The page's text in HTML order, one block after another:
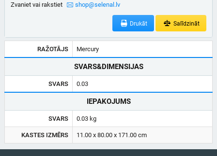
Zvaniet vai rakstiet
shop@selenal.lv
Drukāt Salīdzināt
RAŽOTĀJS Mercury
SVARS&DIMENSIJAS
SVARS 0.03
IEPAKOJUMS
SVARS 0.03 kg
KASTES IZMĒRS 11.00 x 80.00 x 171.00 cm